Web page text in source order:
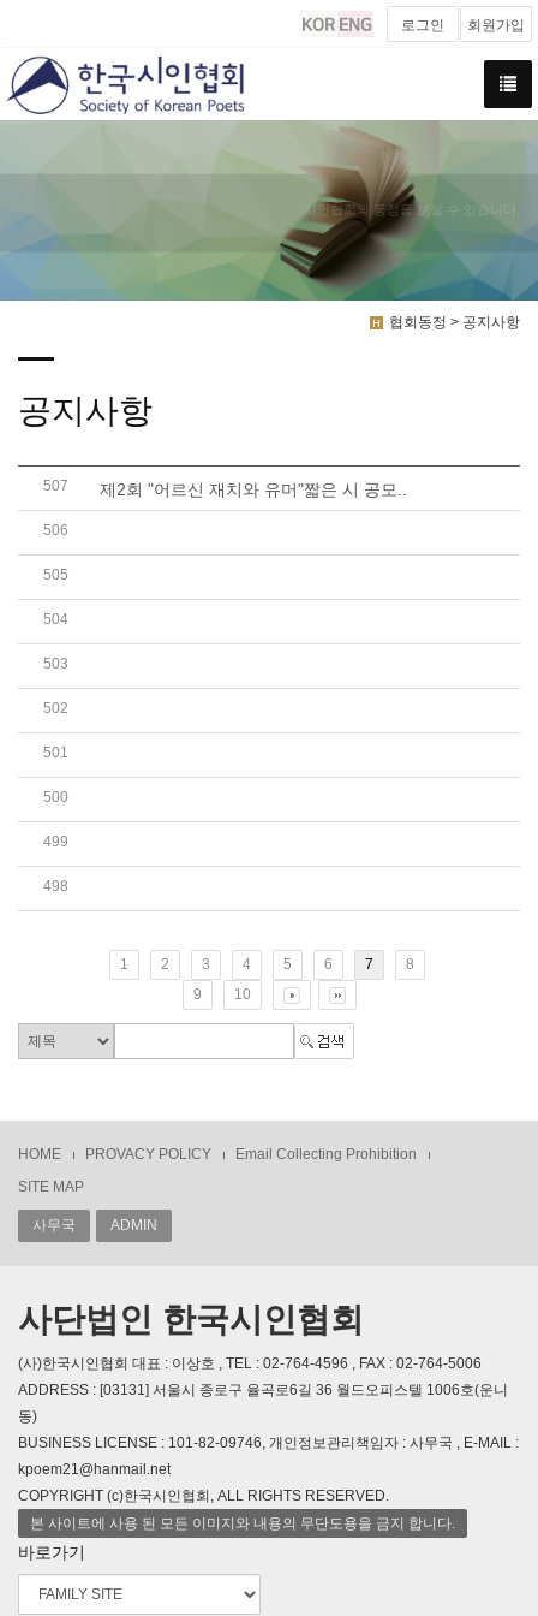
로그인 회원가입
시인협회의 동정을 보실 수 있습니다.
협회동정 > 공지사항
공지사항
507 제2회 "어르신 재치와 유머"짧은 시 공모..
506
505
504
503
502
501
500
499
498
1 2 3 4 5 6 7
8
9
10
HOME PROVACY POLICY
Email Collecting Prohibition
SITE MAP
사무국 ADMIN
사단법인 한국시인협회
(사)한국시인협회 대표 : 이상호 , TEL : 02-764-4596 , FAX : 02-764-5006
ADDRESS : [03131] 서울시 종로구 율곡로6길 36 월드오피스텔 1006호(운니
동)
BUSINESS LICENSE : 101-82-09746, 개인정보관리책임자 : 사무국 , E-MAIL :
kpoem21@hanmail.net
COPYRIGHT (c)한국시인협회, ALL RIGHTS RESERVED.
본 사이트에 사용 된 모든 이미지와 내용의 무단도용을 금지 합니다.
바로가기